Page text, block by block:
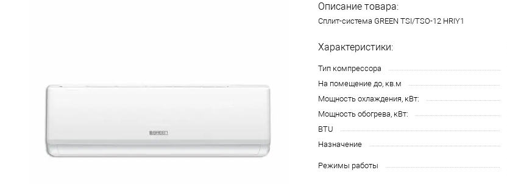
Описание товара:
Сплит-система GREEN TSI/TSO-12 HRIY1
Характеристики:
Тип компрессора
На помещение до, кв.м
Мощность охлаждения, кВт:
Мощность обогрева, кВт:
BTU
Назначение
Режимы работы